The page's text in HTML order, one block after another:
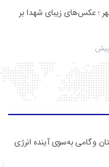
؛ عکس‌های زیبای شهدا بر
و گامی به‌سوی آینده انرژی